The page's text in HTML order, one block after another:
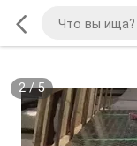
2/5